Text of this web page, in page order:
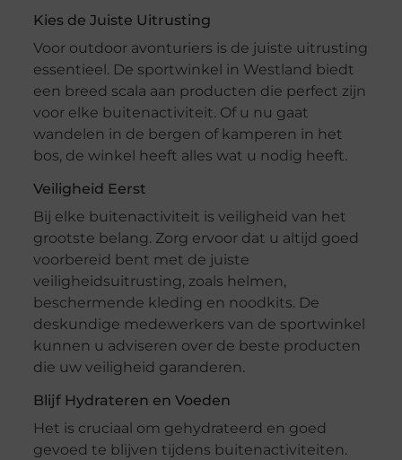
Kies de Juiste Uitrusting
Voor outdoor avonturiers is de juiste uitrusting
essentieel. De sportwinkel in Westland biedt
een breed scala aan producten die perfect zijn
voor elke buitenactiviteit. Of u nu gaat
wandelen in de bergen of kamperen in het
bos, de winkel heeft alles wat u nodig heeft.
Veiligheid Eerst
Bij elke buitenactiviteit is veiligheid van het
grootste belang. Zorg ervoor dat u altijd goed
voorbereid bent met de juiste
veiligheidsuitrusting, zoals helmen,
beschermende kleding en noodkits. De
deskundige medewerkers van de sportwinkel
kunnen u adviseren over de beste producten
die uw veiligheid garanderen.
Blijf Hydrateren en Voeden
Het is cruciaal om gehydrateerd en goed
gevoed te blijven tijdens buitenactiviteiten.